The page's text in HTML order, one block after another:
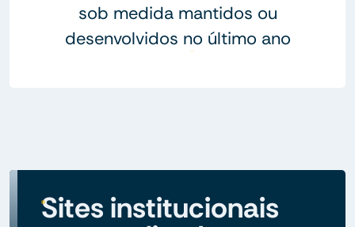
sob medida mantidos ou
desenvolvidos no último ano
Sites institucionais